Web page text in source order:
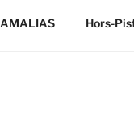
AMALIAS Hors-